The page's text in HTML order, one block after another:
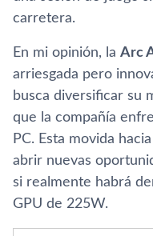
carretera.
En mi opinión, la Arc
arriesgada pero
busca diversificar su
que la compañía
PC. Esta movida
abrir nuevas
si realmente habrá
GPU de 225W.